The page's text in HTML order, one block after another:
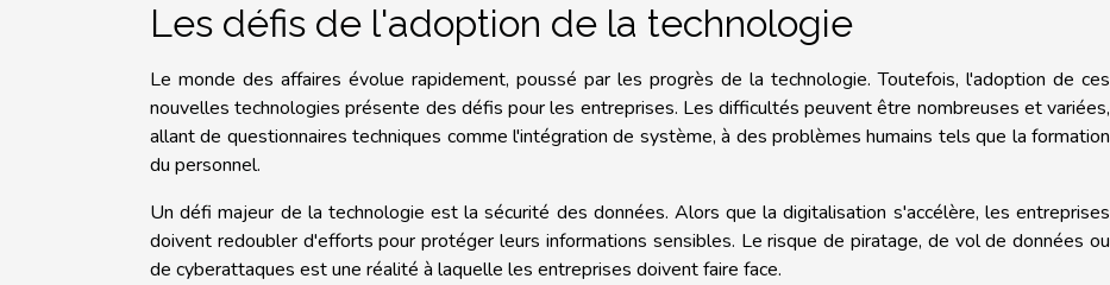
Les défis de l'adoption de la technologie
Le monde des affaires évolue rapidement, poussé par les progrès de la technologie. Toutefois, l'adoption de ces
nouvelles technologies présente des défis pour les entreprises. Les difficultés peuvent être nombreuses et variées,
allant de questionnaires techniques comme l'intégration de système, à des problèmes humains tels que la formation
du personnel.
Un défi majeur de la technologie est la sécurité des données. Alors que la digitalisation s'accélère, les entreprises
doivent redoubler d'efforts pour protéger leurs informations sensibles. Le risque de piratage, de vol de données ou
de cyberattaques est une réalité à laquelle les entreprises doivent faire face.